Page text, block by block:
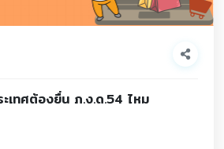
เทศต้องยื่น ภ.ง.ด.54 ไหม